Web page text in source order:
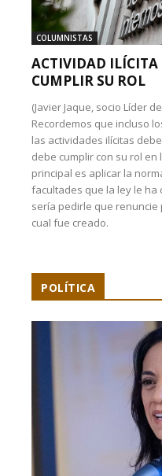
COLUMNISTAS
ACTIVIDAD ILÍCITA
CUMPLIR SU ROL
(Javier Jaque, socio Líder
Recordemos que incluso
las actividades ilícitas
debe cumplir con su rol
principal es aplicar la
facultades que la ley le ha
sería pedirle que
cual fue creado.
POLÍTICA